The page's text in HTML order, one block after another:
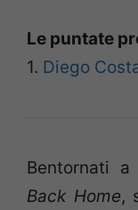
Le puntate
1. Diego
Bentornati
Back Home,